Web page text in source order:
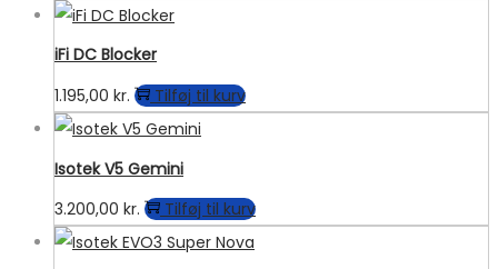
iFi DC Blocker
1.195,00 kr. Tilføj til kurv
Isotek V5 Gemini
3.200,00 kr. Tilføj til kurv